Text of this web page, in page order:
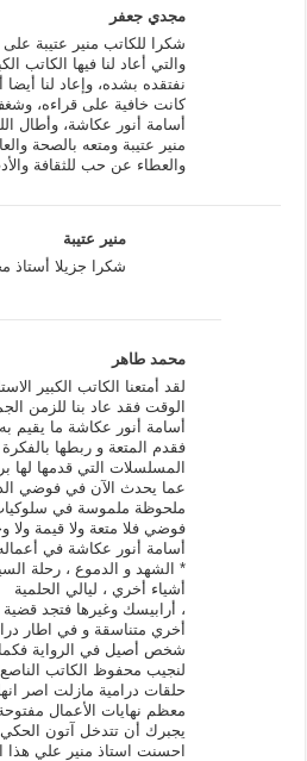
مجدي جعفر
شكرا للكاتب منير عتيبة على
والتي أعاد لنا فيها الكاتب
نفتقده بشده، وإعاد لنا
كانت خافية على قراءه،
أسامة أنور عكاشة، وأطال
منير عتيبة ومتعه بالصحة
والعطاء عن حب للثقافة
منير عتيبة
شكرا جزيلا أستاذ
محمد طاهر
لقد أمتعنا الكاتب الكبير
الوقت فقد عاد بنا للزمن
أسامة أنور عكاشة ما يقيم
فقدم المتعة و ربطها
المسلسلات التي قدمها لها
عما يحدث الآن في فوضي
ملحوظة ملموسة في
فوضي فلا متعة ولا قيمة ولا
أسامة أنور عكاشة في
* الشهد و الدموع ، رحلة
أشياء أخري ، ليالي الحلمية
، أرابيسك وغيرها فتجد
أخري متناسقة و في اطار
شخص أصيل في الرواية فكما
لنجيب محفوظ الكاتب
حلقات درامية مازلت اصر
معظم نهايات الأعمال
يجبرك أن تتدخل آتون الحكي
احسنت استاذ منير علي هذا